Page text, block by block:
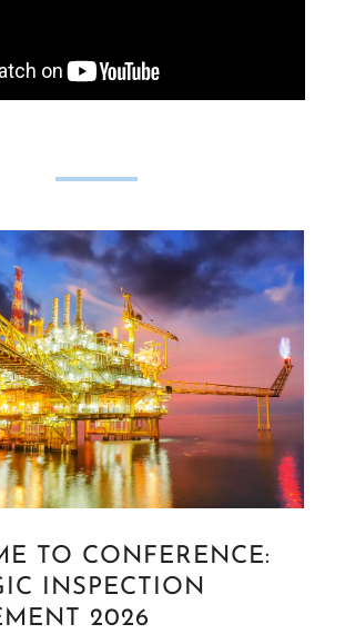
TO CONFERENCE:
INSPECTION
2026